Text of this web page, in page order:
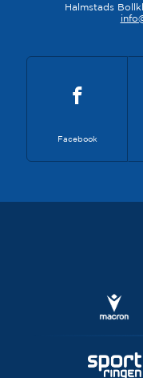
Halmstads
Facebook